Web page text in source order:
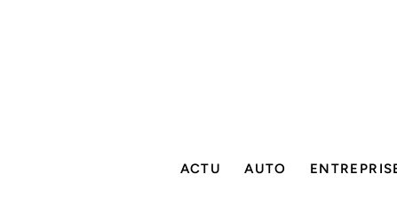
ACTU AUTO